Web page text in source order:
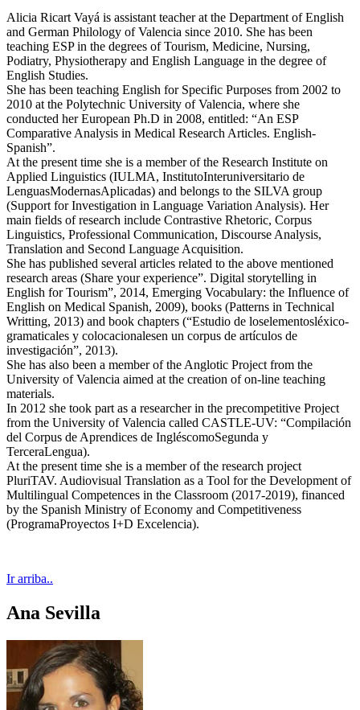
Alicia Ricart Vayá is assistant teacher at the Department of English
and German Philology of Valencia since 2010. She has been
teaching ESP in the degrees of Tourism, Medicine, Nursing,
Podiatry, Physiotherapy and English Language in the degree of
English Studies.
She has been teaching English for Specific Purposes from 2002 to
2010 at the Polytechnic University of Valencia, where she
conducted her European Ph.D in 2008, entitled: “An ESP
Comparative Analysis in Medical Research Articles. English-
Spanish”.
At the present time she is a member of the Research Institute on
Applied Linguistics (IULMA, InstitutoInteruniversitario de
LenguasModernasAplicadas) and belongs to the SILVA group
(Support for Investigation in Language Variation Analysis). Her
main fields of research include Contrastive Rhetoric, Corpus
Linguistics, Professional Communication, Discourse Analysis,
Translation and Second Language Acquisition.
She has published several articles related to the above mentioned
research areas (Share your experience”. Digital storytelling in
English for Tourism”, 2014, Emerging Vocabulary: the Influence of
English on Medical Spanish, 2009), books (Patterns in Technical
Writting, 2013) and book chapters (“Estudio de loselementosléxico-
gramaticales y colocacionalesen un corpus de artículos de
investigación”, 2013).
She has also been a member of the Anglotic Project from the
University of Valencia aimed at the creation of on-line teaching
materials.
In 2012 she took part as a researcher in the precompetitive Project
from the University of Valencia called CASTLE-UV: “Compilación
del Corpus de Aprendices de IngléscomoSegunda y
TerceraLengua).
At the present time she is a member of the research project
PluriTAV. Audiovisual Translation as a Tool for the Development of
Multilingual Competences in the Classroom (2017-2019), financed
by the Spanish Ministry of Economy and Competitiveness
(ProgramaProyectos I+D Excelencia).
Ir arriba..
Ana Sevilla